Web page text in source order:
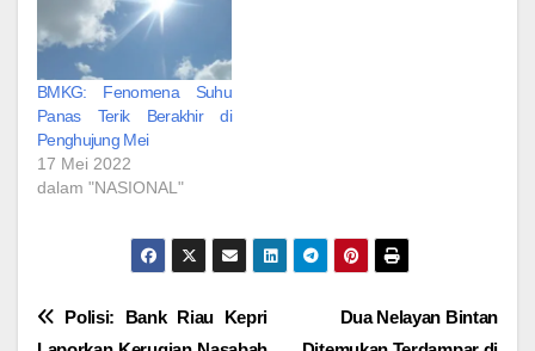
BMKG: Fenomena Suhu
Panas Terik Berakhir di
Penghujung Mei
17 Mei 2022
dalam "NASIONAL"
Navigasi
Dua Nelayan Bintan
Polisi: Bank Riau Kepri